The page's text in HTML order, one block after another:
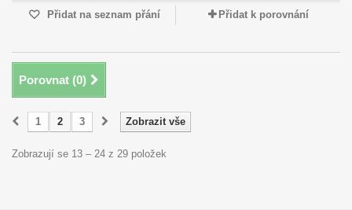
Přidat na seznam přání Přidat k porovnání
Porovnat (0)
Zobrazit vše
1 2 3
Zobrazují se 13 – 24 z 29 položek